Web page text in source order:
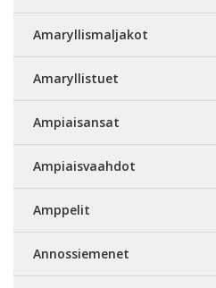
Amaryllismaljakot
Amaryllistuet
Ampiaisansat
Ampiaisvaahdot
Amppelit
Annossiemenet